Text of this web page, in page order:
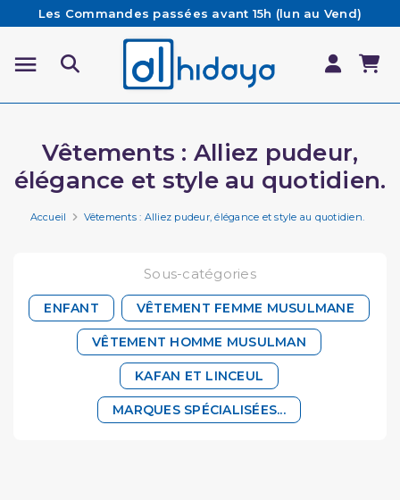
Les Commandes passées avant 15h (lun au Vend)
sont préparées et expédiées le jour même
Besoin d'aide ? Retrouvez notre FAQ
Livraison offerte à partir de 65€ d'achat*
Vêtements : Alliez pudeur,
élégance et style au quotidien.
Accueil Vêtements : Alliez pudeur, élégance et style au quotidien.
Sous-catégories
ENFANT VÊTEMENT FEMME MUSULMANE
VÊTEMENT HOMME MUSULMAN
KAFAN ET LINCEUL
MARQUES SPÉCIALISÉES...